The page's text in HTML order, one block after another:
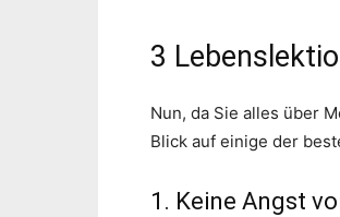
3
Nun, da Sie alles über
Blick auf einige der
1. Keine Angst